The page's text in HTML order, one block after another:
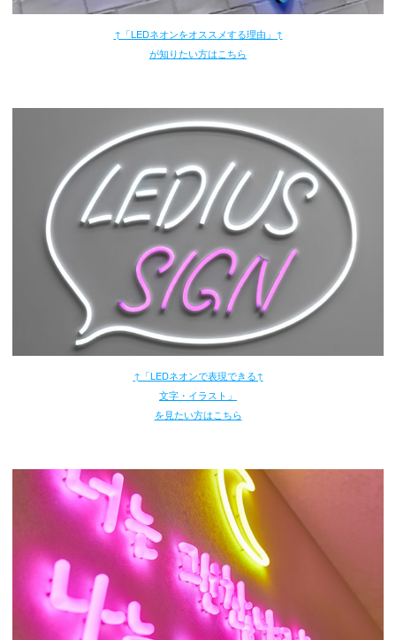
↑「LEDネオンをオススメする理由」↑
が知りたい方はこちら
↑「LEDネオンで表現できる↑
文字・イラスト」
を見たい方はこちら